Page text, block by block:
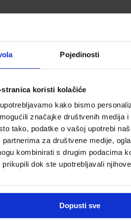
Pojedinosti
stranica koristi kolačiće
kako bismo
značajke društvenih medija i
tako, podatke o vašoj upotrebi
partnerima za društvene medije,
kombinirati s drugim podacima
prikupili dok ste upotrebljavali
Dopusti sve